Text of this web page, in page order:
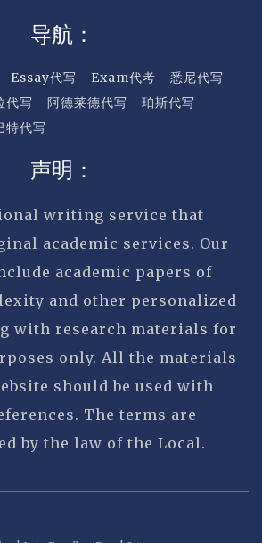
导航：
Essay代写 Exam代考
悉尼代写
代写 阿德莱德代写
珀斯代写
特代写
声明：
writing service that
academic services. Our
academic papers of
and other personalized
with research materials for
only. All the materials
should be used with
The terms are
by the law of the Local.